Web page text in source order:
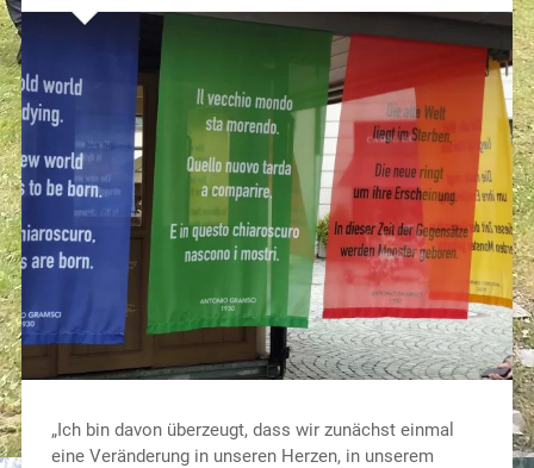
„Ich bin davon überzeugt, dass wir zunächst einmal
eine Veränderung in unseren Herzen, in unserem